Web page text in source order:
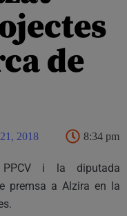
de
2018 8:34 pm
PPCV i la diputada
premsa a Alzira en la